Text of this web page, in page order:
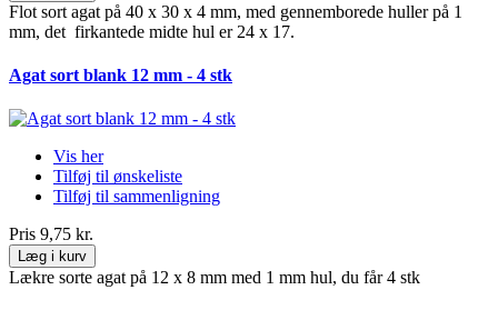
Flot sort agat på 40 x 30 x 4 mm, med gennemborede huller på 1
mm, det firkantede midte hul er 24 x 17.
Agat sort blank 12 mm - 4 stk
Vis her
Tilføj til ønskeliste
Tilføj til sammenligning
Pris 9,75 kr.
Læg i kurv
Lækre sorte agat på 12 x 8 mm med 1 mm hul, du får 4 stk